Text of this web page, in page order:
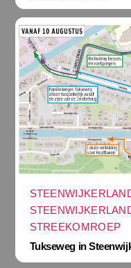
STREEKOMROEP
Tukseweg in